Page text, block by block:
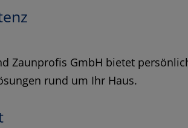
Zaunprofis GmbH bietet
rund um Ihr Haus.